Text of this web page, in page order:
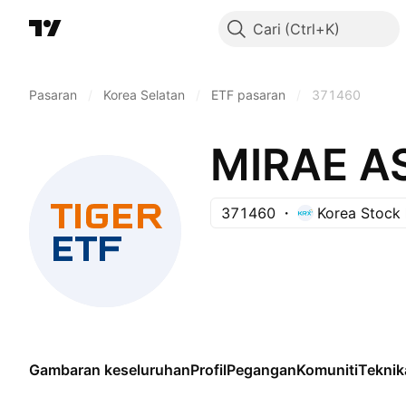
Cari
Pasaran Korea Selatan ETF pasaran 371460
371460 Korea Stock
Gambaran keseluruhanProfilPeganganKomuniti